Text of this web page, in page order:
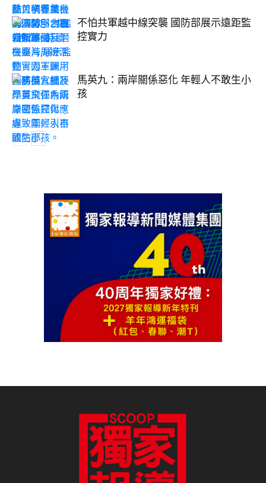
不怕共軍越中線突襲 國防部展示遠距監
控實力
馬英九：兩岸關係惡化 年輕人不敢生小
孩